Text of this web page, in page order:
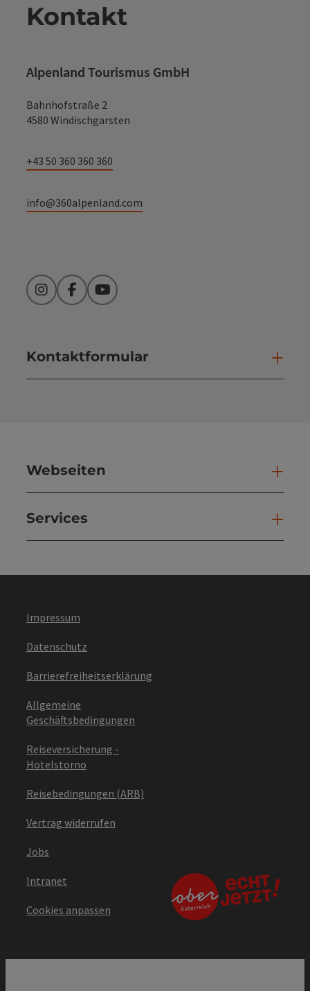
Kontakt
Alpenland Tourismus GmbH
Bahnhofstraße 2
4580 Windischgarsten
+43 50 360 360 360
info@360alpenland.com
InstagramFacebookYouTube
Kontaktformular
Webseiten
Services
Impressum
Datenschutz
Barrierefreiheitserklärung
Allgemeine
Geschäftsbedingungen
Reiseversicherung -
Hotelstorno
Reisebedingungen (ARB)
Vertrag widerrufen
Jobs
Intranet
Cookies anpassen